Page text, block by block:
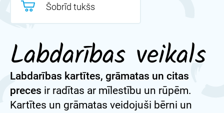
Šobrīd tukšs
Labdarības veikals
Labdarības kartītes, grāmatas un citas
preces ir radītas ar mīlestību un rūpēm.
Kartītes un grāmatas veidojuši bērni un